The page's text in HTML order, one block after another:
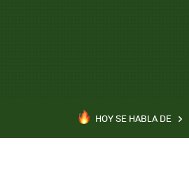
HOY SE HABLA DE